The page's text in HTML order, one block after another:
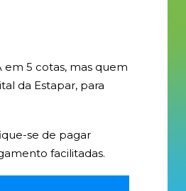
em 5 cotas, mas quem
da Estapar, para
se de pagar
facilitadas.